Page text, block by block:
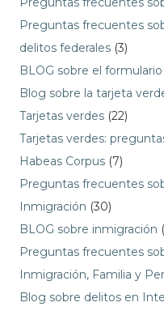
Preguntas frecuentes
delitos federales (3)
BLOG sobre el formulario
Blog sobre la tarjeta
Tarjetas verdes (22)
Tarjetas verdes:
Habeas Corpus (7)
Preguntas frecuentes
Inmigración (30)
BLOG sobre inmigración
Preguntas frecuentes
Inmigración, Familia y
Blog sobre delitos en